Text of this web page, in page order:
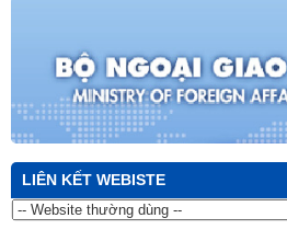
LIÊN KẾT WEBISTE